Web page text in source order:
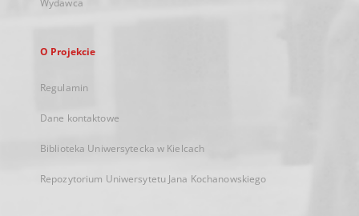
Wydawca
O Projekcie
Regulamin
Dane kontaktowe
Biblioteka Uniwersytecka w Kielcach
Repozytorium Uniwersytetu Jana Kochanowskiego